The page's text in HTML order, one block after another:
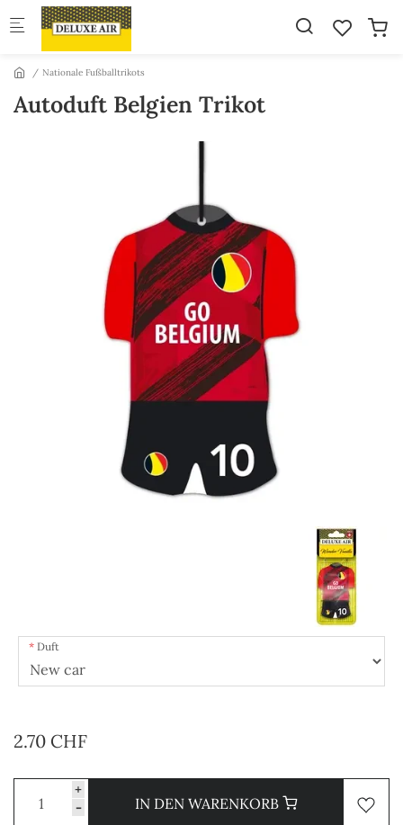
Skip to main content
Nationale Fußballtrikots
Autoduft Belgien Trikot
Duft
2.70 CHF
+
-
IN DEN WARENKORB